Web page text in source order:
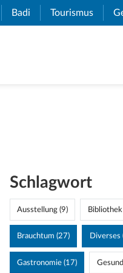
Link)
Badi (External Link)
Tourismus
Schlagwort
Ausstellung (9) Bibliothek
Brauchtum (27) Diverses
Gastronomie (17)